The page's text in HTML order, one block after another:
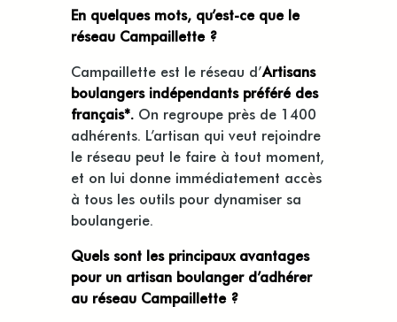
En quelques mots, qu’est-ce que le
réseau Campaillette ?
Campaillette est le réseau d’Artisans
boulangers indépendants préféré des
français*. On regroupe près de 1400
adhérents. L’artisan qui veut rejoindre
le réseau peut le faire à tout moment,
et on lui donne immédiatement accès
à tous les outils pour dynamiser sa
boulangerie.
Quels sont les principaux avantages
pour un artisan boulanger d’adhérer
au réseau Campaillette ?